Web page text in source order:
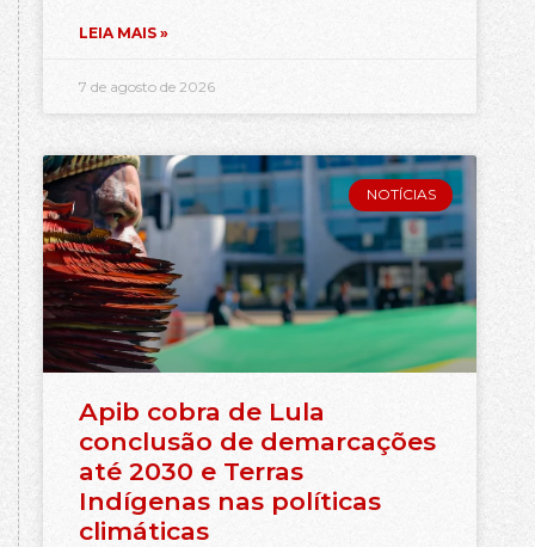
LEIA MAIS »
7 de agosto de 2026
NOTÍCIAS
Apib cobra de Lula
conclusão de demarcações
até 2030 e Terras
Indígenas nas políticas
climáticas